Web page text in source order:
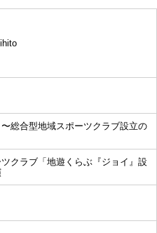
総合型地域スポーツクラブ設立の
クラブ「地遊くらぶ『ジョイ』設